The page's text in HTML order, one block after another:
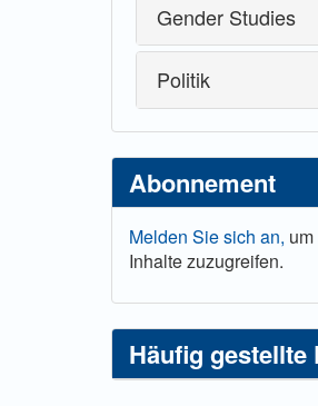
Gender Studies
Politik
Abonnement
Melden Sie sich an,
Inhalte zuzugreifen.
Häufig gestellte